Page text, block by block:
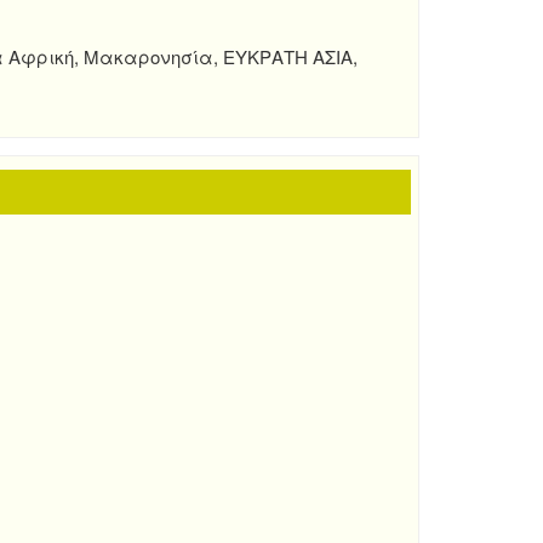
Αφρική, Μακαρονησία, ΕΥΚΡΑΤΗ ΑΣΙΑ,